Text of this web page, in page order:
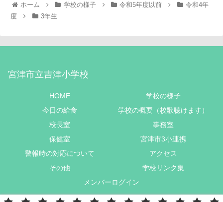
ホーム 学校の様子 令和5年度以前
令和4年
度
3年生
宮津市立吉津小学校
HOME
学校の様子
今日の給食
学校の概要（校歌聴けます）
校長室
事務室
保健室
宮津市3小連携
警報時の対応について
アクセス
その他
学校リンク集
メンバーログイン
Copyright © 2022 宮津市立吉津小学校 All Rights Reserved.